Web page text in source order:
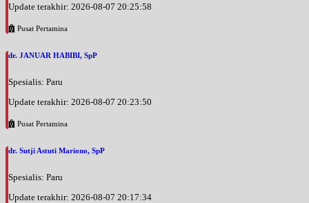
Update terakhir: 2026-08-07 20:25:58
Pusat Pertamina
dr. JANUAR HABIBI, SpP
Spesialis: Paru
Update terakhir: 2026-08-07 20:23:50
Pusat Pertamina
dr. Sutji Astuti Mariono, SpP
Spesialis: Paru
Update terakhir: 2026-08-07 20:17:34